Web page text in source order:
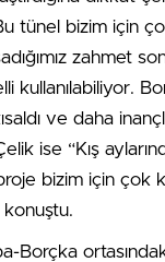
tünel bizim için
zahmet
kullanılabiliyor.
ve daha
ise “Kış
bizim için çok
Borçka